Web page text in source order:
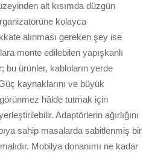
alt kısımda düzgün
kolayca
alınması gereken şey ise
monte edilebilen yapışkanlı
bu ürünler, kabloların yerde
kaynaklarını ve büyük
hâlde tutmak için
Adaptörlerin ağırlığını
sahip masalarda sabitlenmiş bir
Mobilya donanımı ne kadar